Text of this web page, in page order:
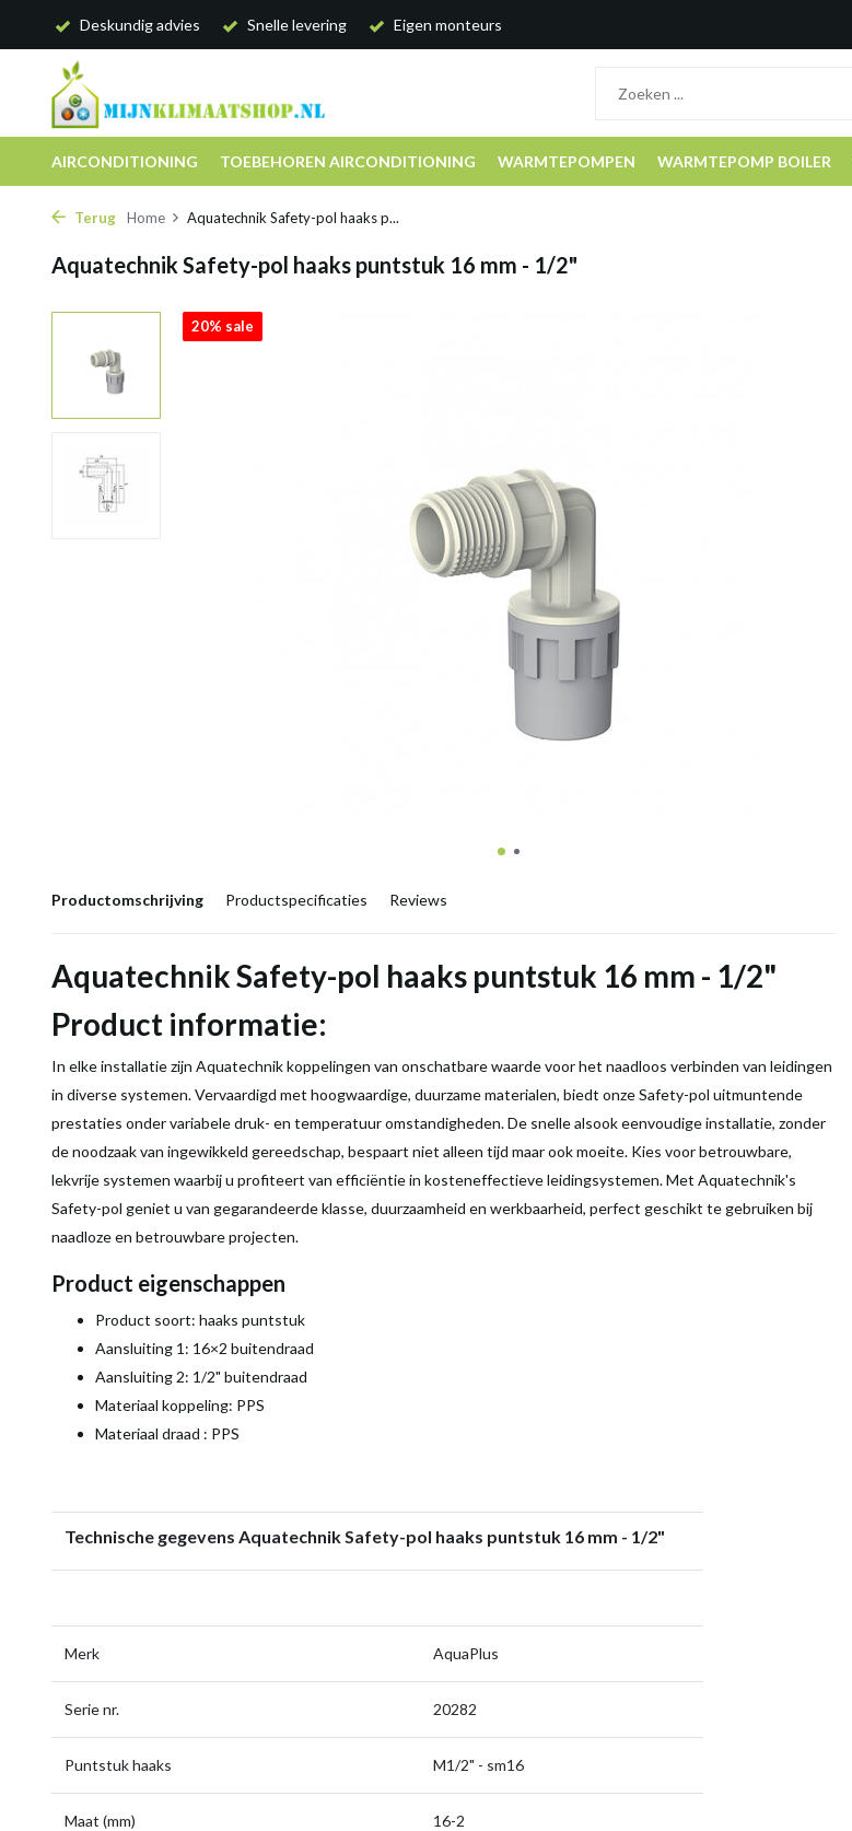
Deskundig advies Snelle levering Eigen monteurs
AIRCONDITIONING TOEBEHOREN AIRCONDITIONING WARMTEPOMPEN WARMTEPOMP BOILER
Terug Home Aquatechnik Safety-pol haaks p...
Aquatechnik Safety-pol haaks puntstuk 16 mm - 1/2"
20% sale
Productomschrijving Productspecificaties Reviews
Aquatechnik Safety-pol haaks puntstuk 16 mm - 1/2"
Product informatie:
In elke installatie zijn Aquatechnik koppelingen van onschatbare waarde voor het naadloos verbinden van leidingen
in diverse systemen. Vervaardigd met hoogwaardige, duurzame materialen, biedt onze Safety-pol uitmuntende
prestaties onder variabele druk- en temperatuur omstandigheden. De snelle alsook eenvoudige installatie, zonder
de noodzaak van ingewikkeld gereedschap, bespaart niet alleen tijd maar ook moeite. Kies voor betrouwbare,
lekvrije systemen waarbij u profiteert van efficiëntie in kosteneffectieve leidingsystemen. Met Aquatechnik's
Safety-pol geniet u van gegarandeerde klasse, duurzaamheid en werkbaarheid, perfect geschikt te gebruiken bij
naadloze en betrouwbare projecten.
Product eigenschappen
Product soort: haaks puntstuk
Aansluiting 1: 16×2 buitendraad
Aansluiting 2: 1/2" buitendraad
Materiaal koppeling: PPS
Materiaal draad : PPS
Technische gegevens Aquatechnik Safety-pol haaks puntstuk 16 mm - 1/2"
Merk AquaPlus
Serie nr. 20282
Puntstuk haaks M1/2" - sm16
Maat (mm) 16-2